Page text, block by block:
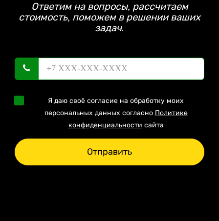
Ответим на вопросы, рассчитаем
стоимость, поможем в решении ваших
задач.
Я даю своё согласие на обработку моих
персональных данных согласно Политике
конфиденциальности сайта
Отправить